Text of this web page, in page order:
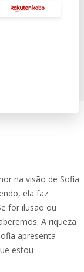
na visão de Sofia
ela faz
for ilusão ou
A riqueza
apresenta
estou